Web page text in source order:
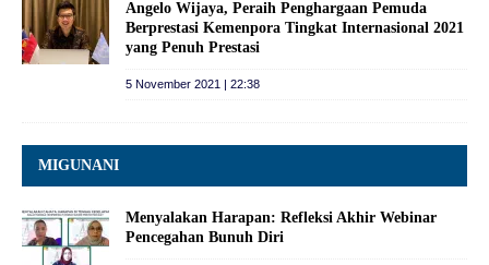
Angelo Wijaya, Peraih Penghargaan Pemuda
Berprestasi Kemenpora Tingkat Internasional 2021
yang Penuh Prestasi
5 November 2021 | 22:38
MIGUNANI
Menyalakan Harapan: Refleksi Akhir Webinar
Pencegahan Bunuh Diri